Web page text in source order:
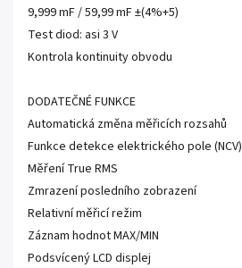
9,999 mF / 59,99 mF ±(4%+5)
Test diod: asi 3 V
Kontrola kontinuity obvodu
DODATEČNÉ FUNKCE
Automatická změna měřicích rozsahů
Funkce detekce elektrického pole (NCV)
Měření True RMS
Zmrazení posledního zobrazení
Relativní měřicí režim
Záznam hodnot MAX/MIN
Podsvícený LCD displej